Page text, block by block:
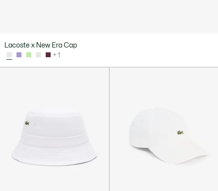
Lacoste x New Era Cap
+ 1